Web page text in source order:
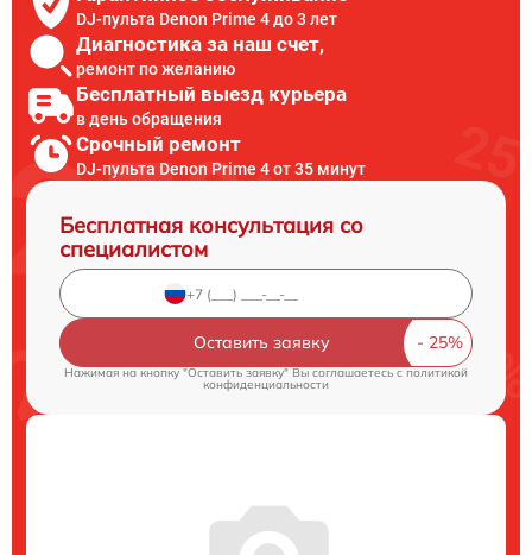
DJ-пульта Denon Prime 4 до 3 лет
Диагностика за наш счет,
ремонт по желанию
Бесплатный выезд курьера
в день обращения
Срочный ремонт
DJ-пульта Denon Prime 4 от 35 минут
Бесплатная консультация со
специалистом
Оставить заявку
Нажимая на кнопку "Оставить заявку" Вы соглашаетесь c политикой
конфиденциальности